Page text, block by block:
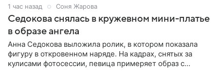
1 час назад Соня Жарова
Седокова снялась в кружевном мини-платье
в образе ангела
Анна Седокова выложила ролик, в котором показала
фигуру в откровенном наряде. На кадрах, снятых за
кулисами фотосессии, певица примеряет образ с